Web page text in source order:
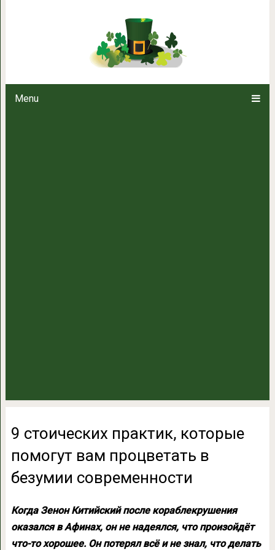
Menu
9 стоических практик,
9 стоических практик, которые
помогут вам процветать в
безумии современности
Когда Зенон Китийский после кораблекрушения
оказался в Афинах, он не надеялся, что произойдёт
что-то хорошее. Он потерял всё и не знал, что делать